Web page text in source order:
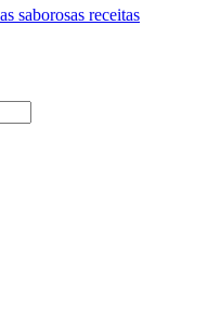
saborosas receitas